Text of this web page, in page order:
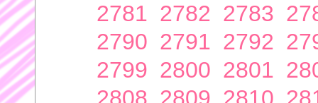
2781 2782 2783
2790 2791 2792
2799 2800 2801